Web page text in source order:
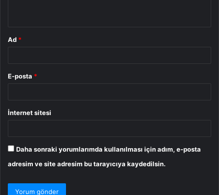
Ad *
E-posta *
İnternet sitesi
Daha sonraki yorumlarımda kullanılması için adım, e-posta
adresim ve site adresim bu tarayıcıya kaydedilsin.